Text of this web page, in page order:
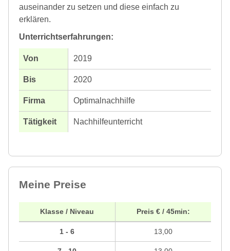
auseinander zu setzen und diese einfach zu
erklären.
Unterrichtserfahrungen:
2019
2020
Optimalnachhilfe
Nachhilfeunterricht
Meine Preise
Klasse / Niveau
1 - 6
Preis € / 45min:
13,00